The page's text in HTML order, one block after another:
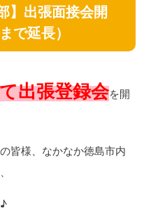
】出張面接会開
で延長）
出張登録会を開
皆様、なかなか徳島市内